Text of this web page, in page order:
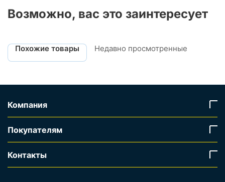
Возможно, вас это заинтересует
Похожие товары Недавно просмотренные
Компания
Покупателям
Контакты